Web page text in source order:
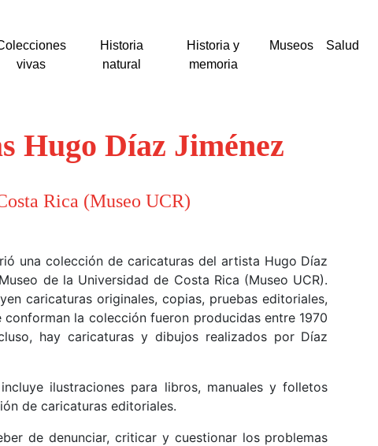
vivas
Historia
natural
Historia y
memoria
Museos Salud
Hugo Díaz Jiménez
Rica (Museo UCR)
una colección de caricaturas del artista Hugo Díaz
de la Universidad de Costa Rica (Museo UCR).
caricaturas originales, copias, pruebas editoriales,
la colección fueron producidas entre 1970
hay caricaturas y dibujos realizados por Díaz
ilustraciones para libros, manuales y folletos
de caricaturas editoriales.
de denunciar, criticar y cuestionar los problemas